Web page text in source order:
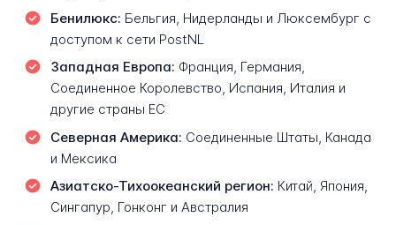
Бенилюкс: Бельгия, Нидерланды и Люксембург с
доступом к сети PostNL
Западная Европа: Франция, Германия,
Соединенное Королевство, Испания, Италия и
другие страны ЕС
Северная Америка: Соединенные Штаты, Канада
и Мексика
Азиатско-Тихоокеанский регион: Китай, Япония,
Сингапур, Гонконг и Австралия